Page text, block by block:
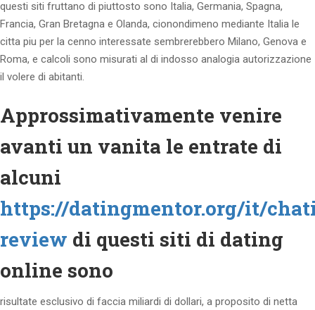
questi siti fruttano di piuttosto sono Italia, Germania, Spagna,
Francia, Gran Bretagna e Olanda, cionondimeno mediante Italia le
citta piu per la cenno interessate sembrerebbero Milano, Genova e
Roma, e calcoli sono misurati al di indosso analogia autorizzazione
il volere di abitanti.
Approssimativamente venire
avanti un vanita le entrate di
alcuni
https://datingmentor.org/it/
review di questi siti di dating
online sono
risultate esclusivo di faccia miliardi di dollari, a proposito di netta